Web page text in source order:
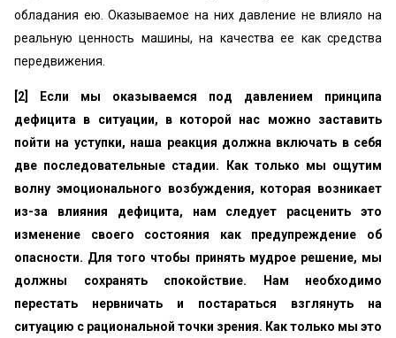
обладания ею. Оказываемое на них давление не влияло на
реальную ценность машины, на качества ее как средства
передвижения.
[2] Если мы оказываемся под давлением принципа
дефицита в ситуации, в которой нас можно заставить
пойти на уступки, наша реакция должна включать в себя
две последовательные стадии. Как только мы ощутим
волну эмоционального возбуждения, которая возникает
из-за влияния дефицита, нам следует расценить это
изменение своего состояния как предупреждение об
опасности. Для того чтобы принять мудрое решение, мы
должны сохранять спокойствие. Нам необходимо
перестать нервничать и постараться взглянуть на
ситуацию с рациональной точки зрения. Как только мы это